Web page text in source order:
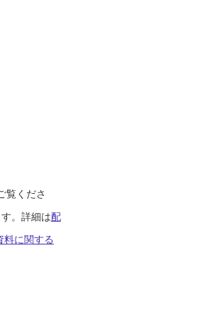
覧くださ
。詳細は配
料に関する